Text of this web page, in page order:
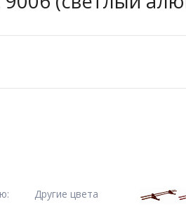
Другие цвета